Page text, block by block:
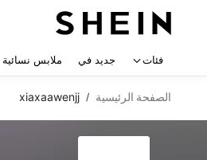
فئات جديد في ملابس نسائية
الصفحة الرئيسية /
xiaxaawenjj